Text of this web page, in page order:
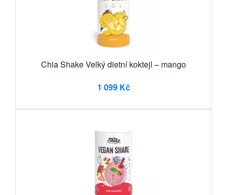
Chia Shake Velký dietní koktejl – mango
1 099 Kč